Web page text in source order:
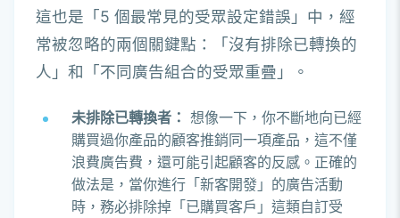
這也是「5 個最常見的受眾設定錯誤」中，經
常被忽略的兩個關鍵點：「沒有排除已轉換的
人」和「不同廣告組合的受眾重疊」。
未排除已轉換者： 想像一下，你不斷地向已經
購買過你產品的顧客推銷同一項產品，這不僅
浪費廣告費，還可能引起顧客的反感。正確的
做法是，當你進行「新客開發」的廣告活動
時，務必排除掉「已購買客戶」這類自訂受